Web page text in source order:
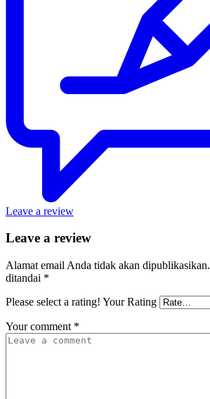
Leave a review
Leave a review
Alamat email Anda tidak akan dipublikasikan.
ditandai *
Please select a rating! Your Rating
Your comment *